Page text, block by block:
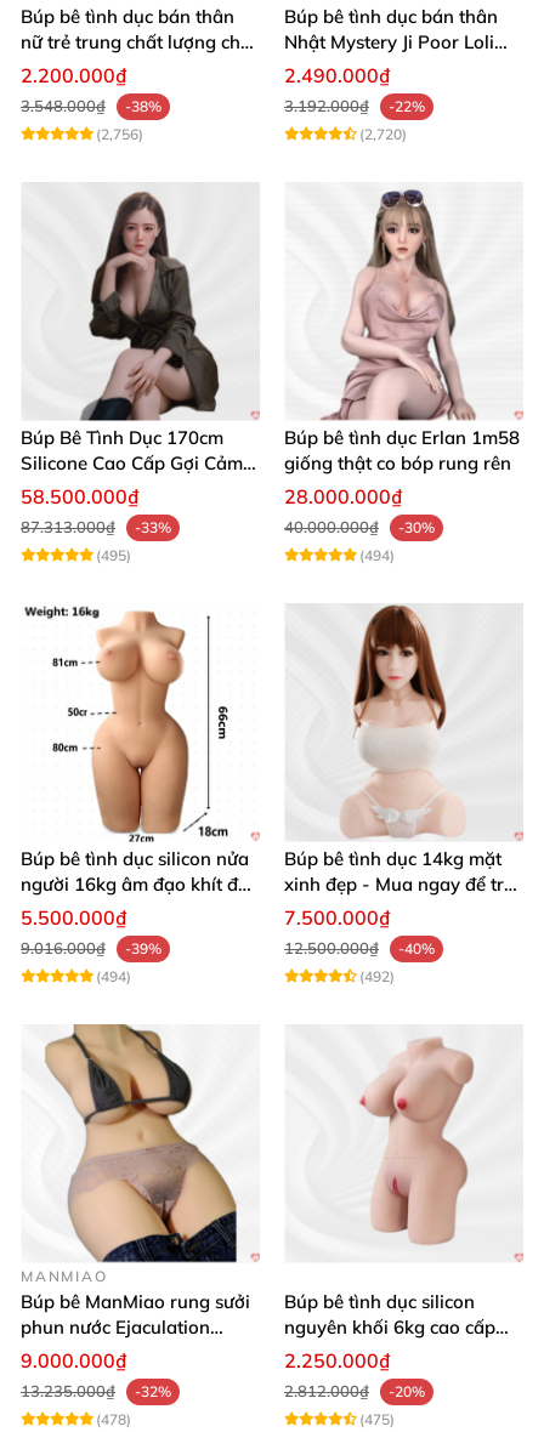
Búp bê tình dục bán thân
nữ trẻ trung chất lượng chất
chơi
2.200.000₫
3.548.000₫
-38%
(2,756)
Búp bê tình dục bán thân
Nhật Mystery Ji Poor Loli
TPE 6kg siêu mềm mại
2.490.000₫
3.192.000₫
-22%
(2,720)
Búp Bê Tình Dục 170cm
Silicone Cao Cấp Gợi Cảm
Giống Thật
58.500.000₫
87.313.000₫
-33%
(495)
Búp bê tình dục Erlan 1m58
giống thật co bóp rung rên
28.000.000₫
40.000.000₫
-30%
(494)
Búp bê tình dục silicon nửa
người 16kg âm đạo khít độn
khung
5.500.000₫
9.016.000₫
-39%
(494)
Búp bê tình dục 14kg mặt
xinh đẹp - Mua ngay để trải
nghiệm
7.500.000₫
12.500.000₫
-40%
(492)
MANMIAO
Búp bê ManMiao rung sưởi
phun nước Ejaculation
Queen chuẩn
9.000.000₫
13.235.000₫
-32%
(478)
Búp bê tình dục silicon
nguyên khối 6kg cao cấp
giá rẻ sexy gợi cảm
2.250.000₫
2.812.000₫
-20%
(475)